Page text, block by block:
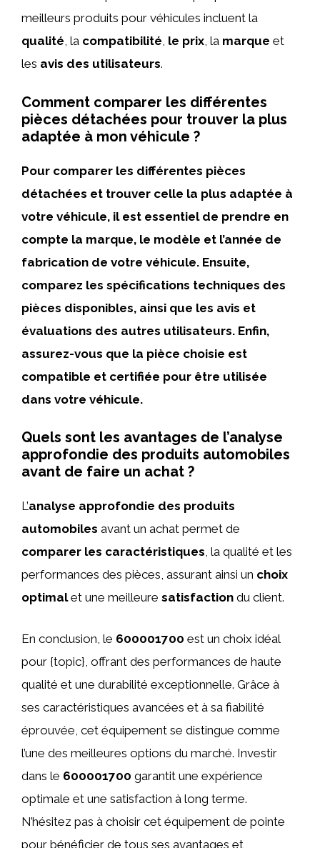
meilleurs produits pour véhicules incluent la
qualité, la compatibilité, le prix, la marque et
les avis des utilisateurs.
Comment comparer les différentes
pièces détachées pour trouver la plus
adaptée à mon véhicule ?
Pour comparer les différentes pièces
détachées et trouver celle la plus adaptée à
votre véhicule, il est essentiel de prendre en
compte la marque, le modèle et l’année de
fabrication de votre véhicule. Ensuite,
comparez les spécifications techniques des
pièces disponibles, ainsi que les avis et
évaluations des autres utilisateurs. Enfin,
assurez-vous que la pièce choisie est
compatible et certifiée pour être utilisée
dans votre véhicule.
Quels sont les avantages de l’analyse
approfondie des produits automobiles
avant de faire un achat ?
L’analyse approfondie des produits
automobiles avant un achat permet de
comparer les caractéristiques, la qualité et les
performances des pièces, assurant ainsi un choix
optimalet une meilleure satisfaction du client.
En conclusion, le 600001700 est un choix idéal
pour {topic}, offrant des performances de haute
qualité et une durabilité exceptionnelle. Grâce à
ses caractéristiques avancées et à sa fiabilité
éprouvée, cet équipement se distingue comme
l’une des meilleures options du marché. Investir
dans le 600001700 garantit une expérience
optimale et une satisfaction à long terme.
N’hésitez pas à choisir cet équipement de pointe
pour bénéficier de tous ses avantages et